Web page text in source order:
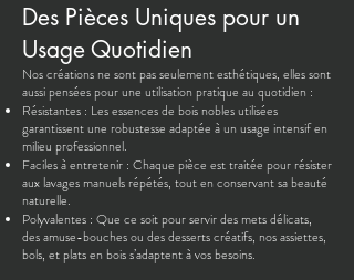
Des Pièces Uniques pour un
Usage Quotidien
Nos créations ne sont pas seulement esthétiques, elles sont
aussi pensées pour une utilisation pratique au quotidien :
Résistantes : Les essences de bois nobles utilisées
garantissent une robustesse adaptée à un usage intensif en
milieu professionnel.
Faciles à entretenir : Chaque pièce est traitée pour résister
aux lavages manuels répétés, tout en conservant sa beauté
naturelle.
Polyvalentes : Que ce soit pour servir des mets délicats,
des amuse-bouches ou des desserts créatifs, nos assiettes,
bols, et plats en bois s’adaptent à vos besoins.